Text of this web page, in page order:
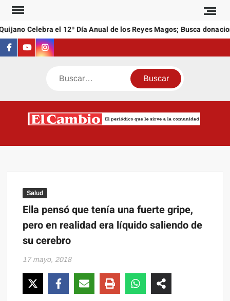
Saltar
contenidoCelebra el 12º Día Anual de los Reyes Magos; Busca
Facebook
YoutubeInstagram
Buscar
Salud
Ella pensó que tenía una fuerte gripe,
pero en realidad era líquido saliendo de
su cerebro
17 mayo, 2018